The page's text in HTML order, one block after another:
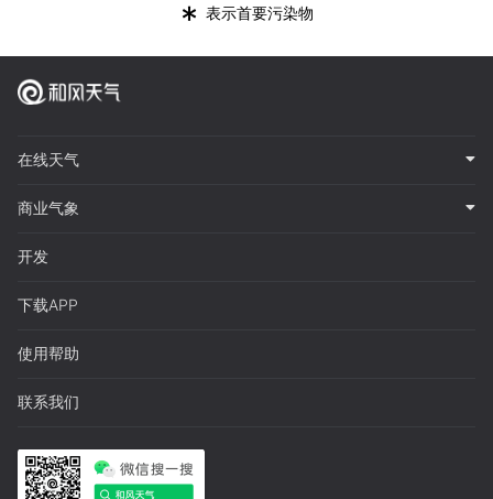
* 表示首要污染物
在线天气
商业气象
开发
下载APP
使用帮助
联系我们